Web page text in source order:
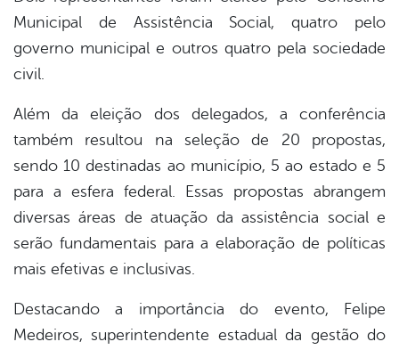
Municipal de Assistência Social, quatro pelo
governo municipal e outros quatro pela sociedade
civil.
Além da eleição dos delegados, a conferência
também resultou na seleção de 20 propostas,
sendo 10 destinadas ao município, 5 ao estado e 5
para a esfera federal. Essas propostas abrangem
diversas áreas de atuação da assistência social e
serão fundamentais para a elaboração de políticas
mais efetivas e inclusivas.
Destacando a importância do evento, Felipe
Medeiros, superintendente estadual da gestão do